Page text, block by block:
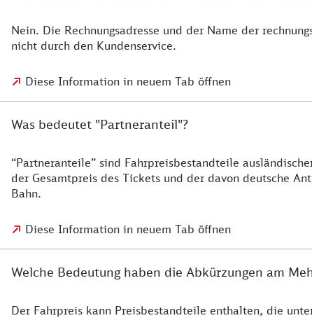
Nein. Die Rechnungsadresse und der Name der
nicht durch den Kundenservice.
Diese Information in neuem Tab öffnen
Was bedeutet "Partneranteil"?
“Partneranteile” sind Fahrpreisbestandteile
der Gesamtpreis des Tickets und der davon deutsche
Bahn.
Diese Information in neuem Tab öffnen
Welche Bedeutung haben die Abkürzungen am
Der Fahrpreis kann Preisbestandteile enthalten, die